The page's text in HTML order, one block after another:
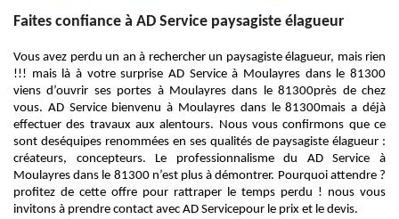
Faites confiance à AD Service paysagiste élagueur
Vous avez perdu un an à rechercher un paysagiste élagueur, mais rien
!!! mais là à votre surprise AD Service à Moulayres dans le 81300
viens d’ouvrir ses portes à Moulayres dans le 81300près de chez
vous. AD Service bienvenu à Moulayres dans le 81300mais a déjà
effectuer des travaux aux alentours. Nous vous confirmons que ce
sont deséquipes renommées en ses qualités de paysagiste élagueur :
créateurs, concepteurs. Le professionnalisme du AD Service à
Moulayres dans le 81300 n’est plus à démontrer. Pourquoi attendre ?
profitez de cette offre pour rattraper le temps perdu ! nous vous
invitons à prendre contact avec AD Servicepour le prix et le devis.